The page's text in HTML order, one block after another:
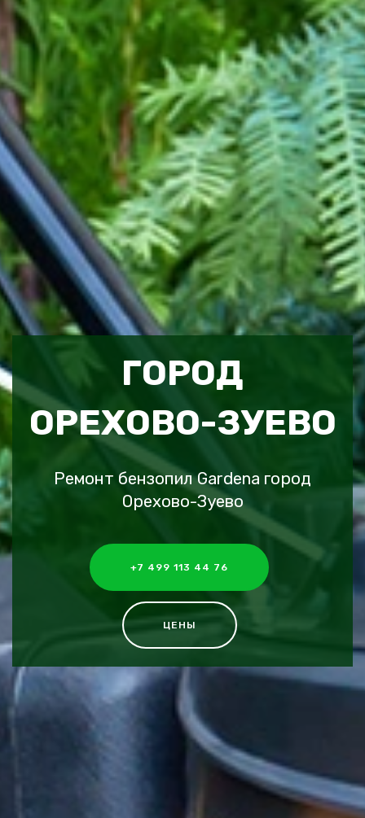
ГОРОД
ОРЕХОВО-ЗУЕВО
Ремонт бензопил Gardena город
Орехово-Зуево
+7 499 113 44 76
ЦЕНЫ